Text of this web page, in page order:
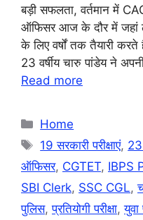
बड़ी सफलता, वर्तमान में
ऑफिसर आज के दौर में जहां
के लिए वर्षों तक तैयारी करते
23 वर्षीय चारु पांडेय ने
Read more
Categories
Home
Tags
19 सरकारी परीक्षाएं, 23
ऑफिसर, CGTET, IBPS
SBI Clerk, SSC CGL,
पुलिस,प्रतियोगी परीक्षा,युवा